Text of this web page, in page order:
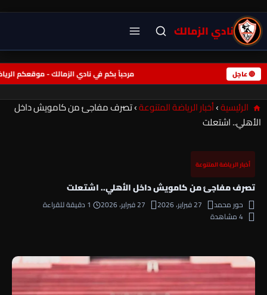
نادي الزمالك
🔴 عاجل مرحباً بكم في نادي الزمالك - موقعكم
الرئيسية›أخبار الرياضة المتنوعة›تصرف مفاجئ من كامويش داخل
الأهلي.. اشتعلت
أخبار الرياضة المتنوعة
تصرف مفاجئ من كامويش داخل الأهلي.. اشتعلت
حور محمد 27 فبراير، 2026 27 فبراير، 2026
1 دقيقة للقراءة
4 مشاهدة